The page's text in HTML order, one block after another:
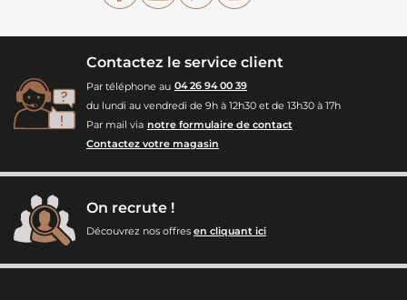
Contactez le service client
Par téléphone au 04 26 94 00 39
du lundi au vendredi de 9h à 12h30 et de 13h30 à 17h
Par mail via notre formulaire de contact
Contactez votre magasin
On recrute !
Découvrez nos offres en cliquant ici